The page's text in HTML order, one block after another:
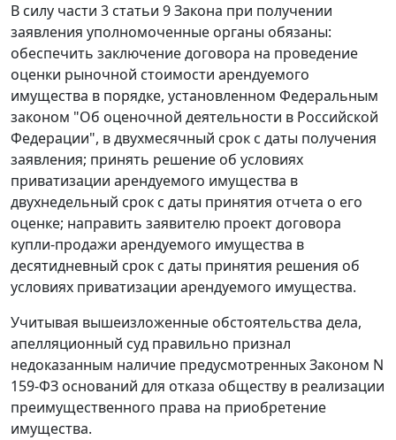
В силу части 3 статьи 9Закона при получении
заявления уполномоченные органы обязаны:
обеспечить заключение договора на проведение
оценки рыночной стоимости арендуемого
имущества в порядке, установленном Федеральным
законом "Об оценочной деятельности в Российской
Федерации", в двухмесячный срок с даты получения
заявления; принять решение об условиях
приватизации арендуемого имущества в
двухнедельный срок с даты принятия отчета о его
оценке; направить заявителю проект договора
купли-продажи арендуемого имущества в
десятидневный срок с даты принятия решения об
условиях приватизации арендуемого имущества.
Учитывая вышеизложенные обстоятельства дела,
апелляционный суд правильно признал
недоказанным наличие предусмотренныхЗаконом N
159-ФЗ оснований для отказа обществу в реализации
преимущественного права на приобретение
имущества.